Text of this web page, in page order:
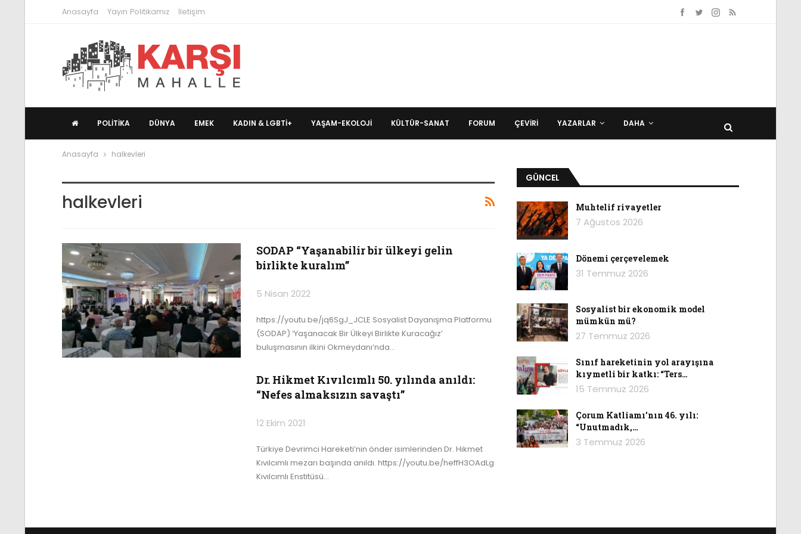
Anasayfa Yayın Politikamız İletişim
POLITIKA DÜNYA EMEK KADIN & LGBTİ+ YAŞAM-EKOLOJI KÜLTÜR-SANAT FORUM ÇEVIRI YAZARLAR DAHA
Anasayfa halkevleri
halkevleri
SODAP “Yaşanabilir bir ülkeyi gelin
birlikte kuralım”
5 Nisan 2022
https://youtu.be/jq6SgJ_JCLE Sosyalist Dayanışma Platformu
(SODAP) ‘Yaşanacak Bir Ülkeyi Birlikte Kuracağız’
buluşmasının ilkini Okmeydanı’nda…
Dr. Hikmet Kıvılcımlı 50. yılında anıldı:
“Nefes almaksızın savaştı”
12 Ekim 2021
Türkiye Devrimci Hareketi’nin önder isimlerinden Dr. Hikmet
Kıvılcımlı mezarı başında anıldı. https://youtu.be/heffH3OAdLg
Kıvılcımlı Enstitüsü…
GÜNCEL
Muhtelif rivayetler
7 Ağustos 2026
Dönemi çerçevelemek
31 Temmuz 2026
Sosyalist bir ekonomik model
mümkün mü?
27 Temmuz 2026
Sınıf hareketinin yol arayışına
kıymetli bir katkı: “Ters…
15 Temmuz 2026
Çorum Katliamı’nın 46. yılı:
“Unutmadık,…
3 Temmuz 2026